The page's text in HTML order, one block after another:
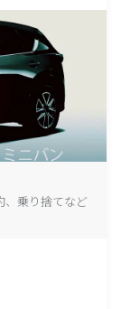
、乗り捨てなど